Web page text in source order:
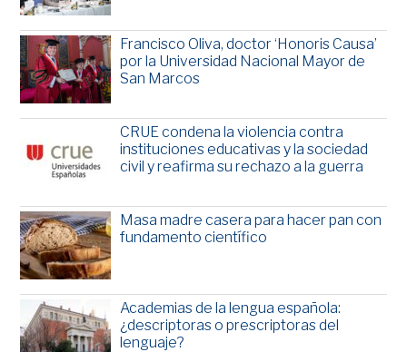
Francisco Oliva, doctor ‘Honoris Causa’
por la Universidad Nacional Mayor de
San Marcos
CRUE condena la violencia contra
instituciones educativas y la sociedad
civil y reafirma su rechazo a la guerra
Masa madre casera para hacer pan con
fundamento científico
Academias de la lengua española:
¿descriptoras o prescriptoras del
lenguaje?